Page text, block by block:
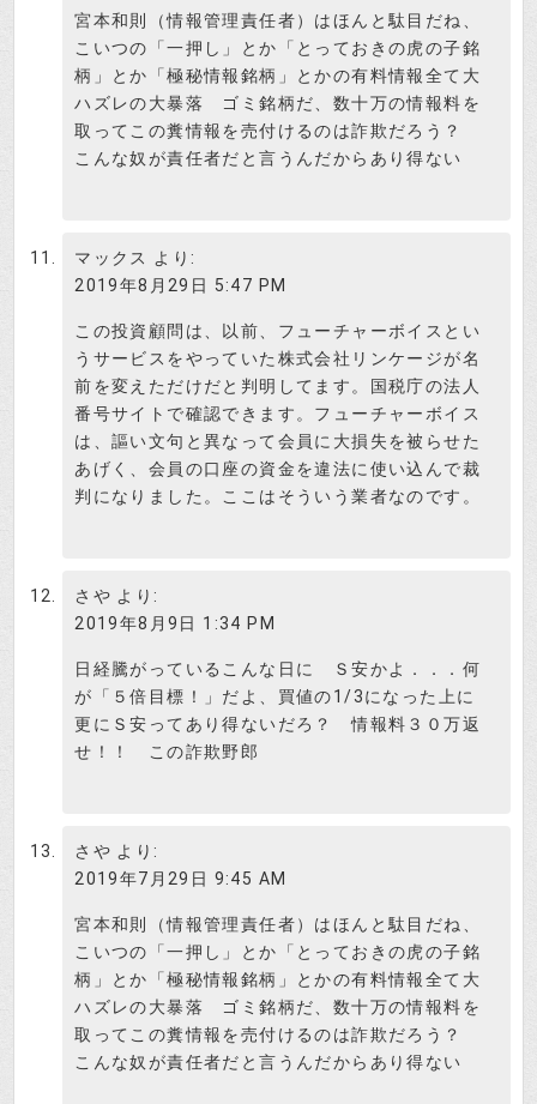
宮本和則（情報管理責任者）はほんと駄目だね、
こいつの「一押し」とか「とっておきの虎の子銘
柄」とか「極秘情報銘柄」とかの有料情報全て大
ハズレの大暴落 ゴミ銘柄だ、数十万の情報料を
取ってこの糞情報を売付けるのは詐欺だろう？
こんな奴が責任者だと言うんだからあり得ない
マックス より:
2019年8月29日 5:47 PM
この投資顧問は、以前、フューチャーボイスとい
うサービスをやっていた株式会社リンケージが名
前を変えただけだと判明してます。国税庁の法人
番号サイトで確認できます。フューチャーボイス
は、謳い文句と異なって会員に大損失を被らせた
あげく、会員の口座の資金を違法に使い込んで裁
判になりました。ここはそういう業者なのです。
さや より:
2019年8月9日 1:34 PM
日経騰がっているこんな日に Ｓ安かよ．．．何
が「５倍目標！」だよ、買値の1/3になった上に
更にＳ安ってあり得ないだろ？ 情報料３０万返
せ！！ この詐欺野郎
さや より:
2019年7月29日 9:45 AM
宮本和則（情報管理責任者）はほんと駄目だね、
こいつの「一押し」とか「とっておきの虎の子銘
柄」とか「極秘情報銘柄」とかの有料情報全て大
ハズレの大暴落 ゴミ銘柄だ、数十万の情報料を
取ってこの糞情報を売付けるのは詐欺だろう？
こんな奴が責任者だと言うんだからあり得ない